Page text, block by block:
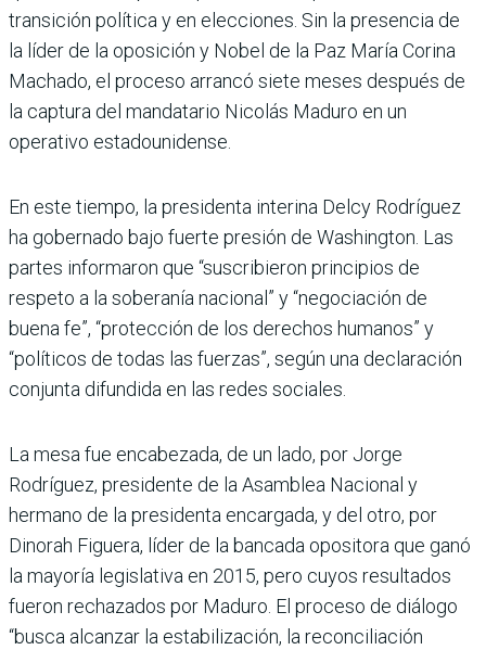
transición política y en elecciones. Sin la presencia de
la líder de la oposición y Nobel de la Paz María Corina
Machado, el proceso arrancó siete meses después de
la captura del mandatario Nicolás Maduro en un
operativo estadounidense.
En este tiempo, la presidenta interina Delcy Rodríguez
ha gobernado bajo fuerte presión de Washington. Las
partes informaron que “suscribieron principios de
respeto a la soberanía nacional” y “negociación de
buena fe”, “protección de los derechos humanos” y
“políticos de todas las fuerzas”, según una declaración
conjunta difundida en las redes sociales.
La mesa fue encabezada, de un lado, por Jorge
Rodríguez, presidente de la Asamblea Nacional y
hermano de la presidenta encargada, y del otro, por
Dinorah Figuera, líder de la bancada opositora que ganó
la mayoría legislativa en 2015, pero cuyos resultados
fueron rechazados por Maduro. El proceso de diálogo
“busca alcanzar la estabilización, la reconciliación